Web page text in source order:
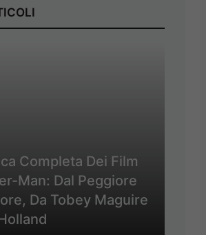
Completa Dei Film
Man: Dal Peggiore
Da Tobey Maguire